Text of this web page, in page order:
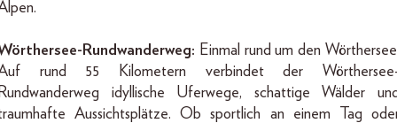
Rundwanderweg: Einmal rund um den
rund 55 Kilometern verbindet der
idyllische Uferwege, schattige Wälder
Aussichtsplätze. Ob sportlich an einem Tag